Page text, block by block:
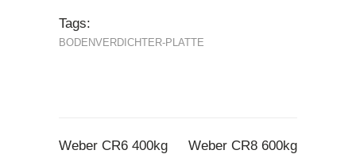
Tags:
BODENVERDICHTER-PLATTE
Weber CR6 400kg Weber CR8 600kg